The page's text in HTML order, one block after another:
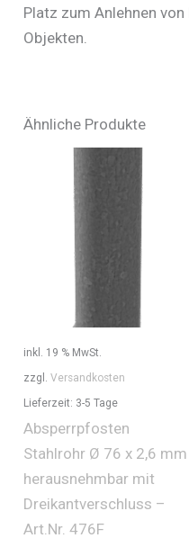
Platz zum Anlehnen
Objekten.
Ähnliche Produkte
inkl. 19 % MwSt.
zzgl.Versandkosten
Lieferzeit: 3-5 Tage
Absperrpfosten
Stahlrohr Ø 76 x 2,6 mm
herausnehmbar mit
Dreikantverschluss –
Art.Nr. 476F